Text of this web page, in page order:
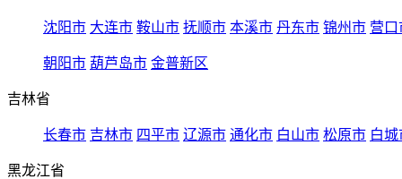
沈阳市 大连市 鞍山市 抚顺市 本溪市 丹东市 锦州市 营口
朝阳市 葫芦岛市 金普新区
吉林省
长春市 吉林市 四平市 辽源市 通化市 白山市 松原市 白城
黑龙江省